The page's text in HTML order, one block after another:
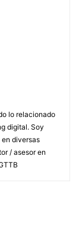
lo relacionado
digital. Soy
diversas
/ asesor en